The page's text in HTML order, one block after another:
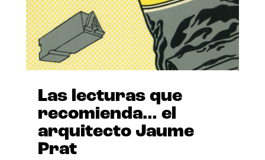
Las lecturas que
recomienda… el
arquitecto Jaume
Prat